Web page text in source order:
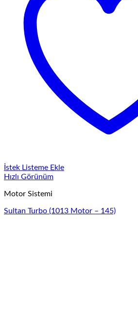
İstek Listeme Ekle
Hızlı Görünüm
Motor Sistemi
Sultan Turbo (1013 Motor – 145)